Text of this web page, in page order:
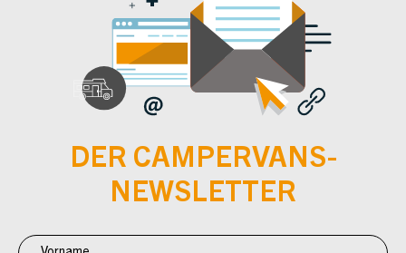
DER CAMPERVANS-
NEWSLETTER
Newsletter